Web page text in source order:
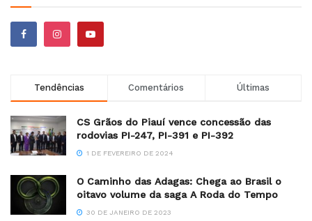
Tendências Comentários Últimas
CS Grãos do Piauí vence concessão das
rodovias PI-247, PI-391 e PI-392
1 DE FEVEREIRO DE 2024
O Caminho das Adagas: Chega ao Brasil o
oitavo volume da saga A Roda do Tempo
30 DE JANEIRO DE 2023